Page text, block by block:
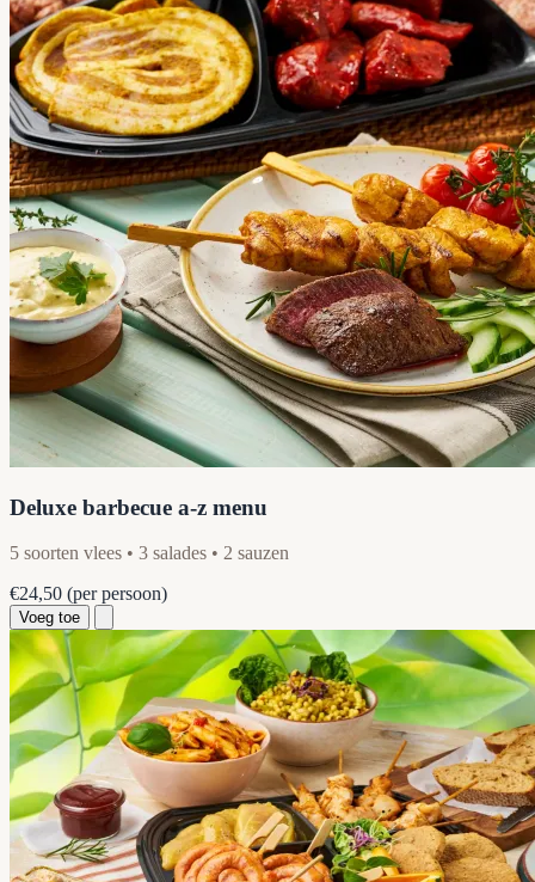
Deluxe barbecue a-z menu
5 soorten vlees • 3 salades • 2 sauzen
€24,50 (per persoon)
Voeg toe